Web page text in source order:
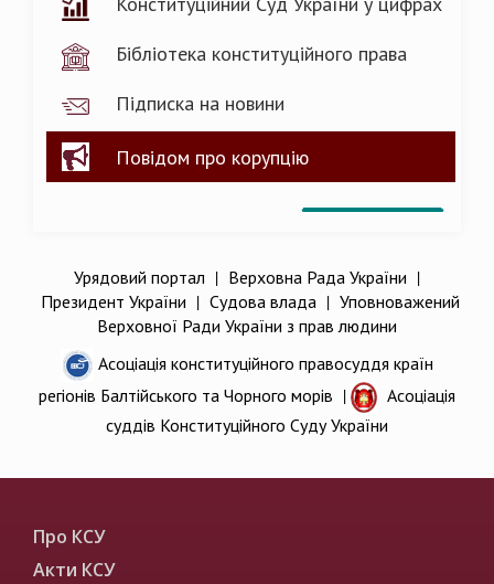
Бібліотека конституційного права
Підписка на новини
Повідом про корупцію
Урядовий портал | Верховна Рада України |
Президент України | Судова влада| Уповноважений
Верховної Ради України з прав людини
Асоціація конституційного правосуддя країн
регіонів Балтійського та Чорного морів |
Асоціація
суддів Конституційного Суду України
Про КСУ
Акти КСУ